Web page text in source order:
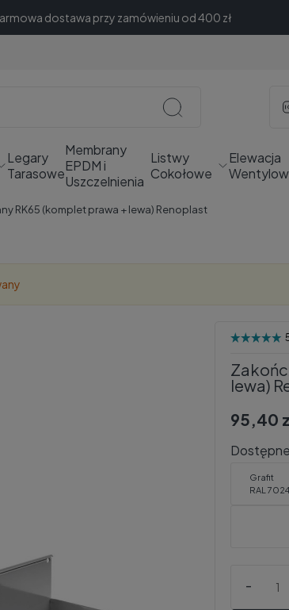
dostawa przy zamówieniu od 400 zł
Legary
Tarasowe
Membrany
EPDM i
Uszczelnienia
Listwy
Cokołowe
Elewacja
RK65 (komplet prawa + lewa) Renoplast
lewa)
95,40
Grafit
RAL 7024
-